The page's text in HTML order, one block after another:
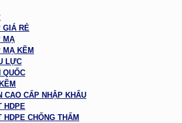
GIÁ RẺ
MẠ
MẠ KẼM
LỰC
QUỐC
CAO CẤP NHẬP KHẨU
HDPE
HDPE CHỐNG THẤM